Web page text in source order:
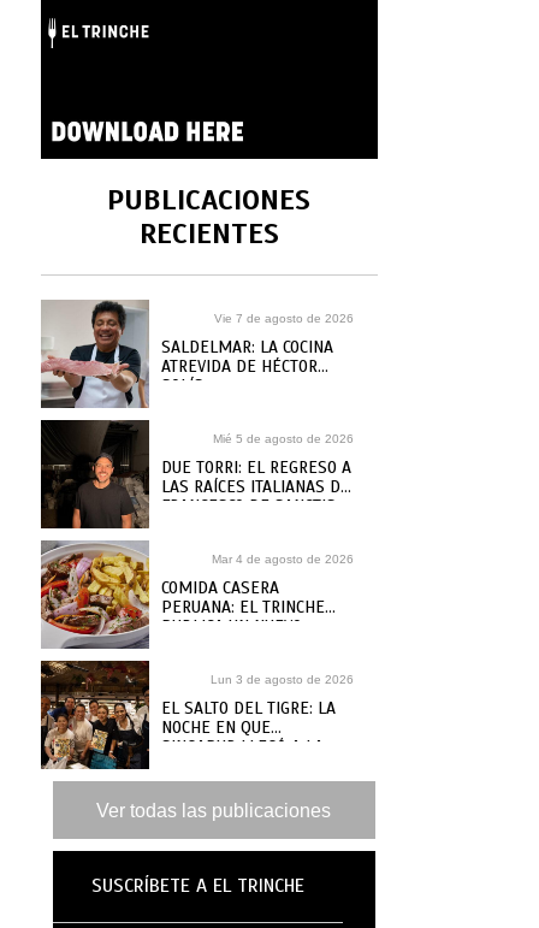
PUBLICACIONES
RECIENTES
Vie 7 de agosto de 2026
SALDELMAR: LA COCINA
ATREVIDA DE HÉCTOR
SOLÍS
Mié 5 de agosto de 2026
DUE TORRI: EL REGRESO A
LAS RAÍCES ITALIANAS DE
FRANCESCO DE SANCTIS
Mar 4 de agosto de 2026
COMIDA CASERA
PERUANA: EL TRINCHE
PUBLICA UN NUEVO
Lun 3 de agosto de 2026
EL SALTO DEL TIGRE: LA
NOCHE EN QUE
SINGAPUR LLEGÓ A LA
Ver todas las publicaciones
SUSCRÍBETE A EL TRINCHE